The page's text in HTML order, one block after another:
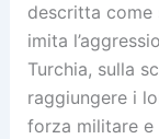
descritta come
imita
Turchia, sulla
raggiungere i
forza militare e